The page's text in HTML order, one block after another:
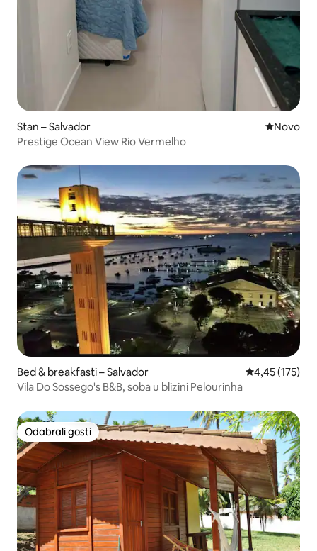
Stan – Salvador Novi
Novo
Prestige Ocean View Rio Vermelho
Bed & breakfasti – Salvador Prosječna
4,45 (175)
Vila Do Sossego's B&B, soba u blizini Pelourinha
Odabrali gosti
Odabrali gosti